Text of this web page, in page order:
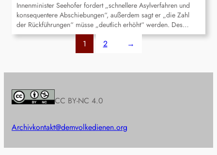
Innenminister Seehofer fordert „schnellere Asylverfahren und
konsequentere Abschiebungen“, außerdem sagt er „die Zahl
der Rückführungen“ müsse „deutlich erhöht“ werden. Des…
1 2 →
CC BY-NC 4.0
Archivkontakt@demvolkedienen.org